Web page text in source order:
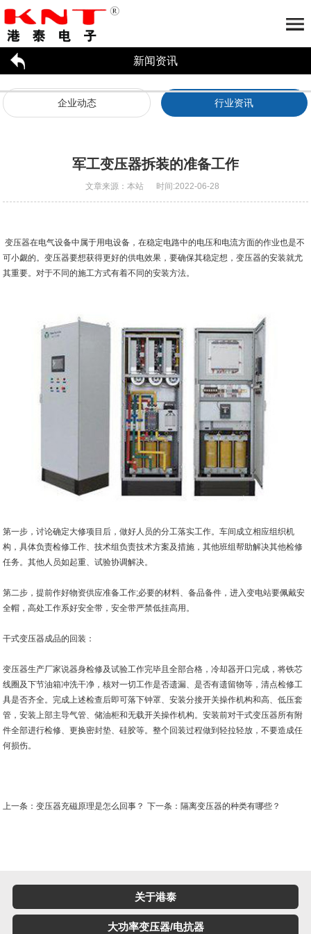
首页
大功率变压器/电抗器
联系我们
公司简介 工厂参观
新闻资讯
企业动态 行业资讯
军工变压器拆装的准备工作
文章来源：本站 时间:2022-06-28
变压器在电气设备中属于用电设备，在稳定电路中的电压和电流方面的作业也是不
可小觑的。变压器要想获得更好的供电效果，要确保其稳定想，变压器的安装就尤
其重要。对于不同的施工方式有着不同的安装方法。
第一步，讨论确定大修项目后，做好人员的分工落实工作。车间成立相应组织机
构，具体负责检修工作、技术组负责技术方案及措施，其他班组帮助解决其他检修
任务。其他人员如起重、试验协调解决。
第二步，提前作好物资供应准备工作;必要的材料、备品备件，进入变电站要佩戴安
全帽，高处工作系好安全带，安全带严禁低挂高用。
干式变压器成品的回装：
变压器生产厂家说器身检修及试验工作完毕且全部合格，冷却器开口完成，将铁芯
线圈及下节油箱冲洗干净，核对一切工作是否遗漏、是否有遗留物等，清点检修工
具是否齐全。完成上述检查后即可落下钟罩、安装分接开关操作机构和高、低压套
管，安装上部主导气管、储油柜和无载开关操作机构。安装前对干式变压器所有附
件全部进行检修、更换密封垫、硅胶等。整个回装过程做到轻拉轻放，不要造成任
何损伤。
上一条：变压器充磁原理是怎么回事？ 下一条：隔离变压器的种类有哪些？
关于港泰
大功率变压器/电抗器